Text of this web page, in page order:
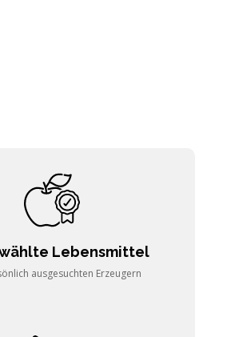
Lebensmittel
ausgesuchten Erzeugern